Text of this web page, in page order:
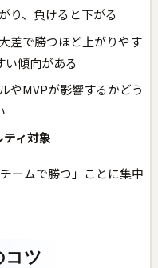
り、負けると下がる
差で勝つほど上がりやす
い傾向がある
やMVPが影響するかどう
ィ対象
ームで勝つ」ことに集中
コツ